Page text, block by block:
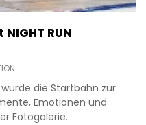
RUN
wurde die Startbahn zur
Emotionen und
Fotogalerie.